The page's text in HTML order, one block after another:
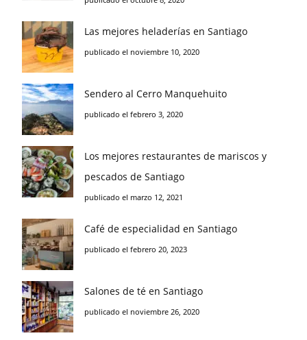
Las mejores heladerías en Santiago
publicado el noviembre 10, 2020
Sendero al Cerro Manquehuito
publicado el febrero 3, 2020
Los mejores restaurantes de mariscos y
pescados de Santiago
publicado el marzo 12, 2021
Café de especialidad en Santiago
publicado el febrero 20, 2023
Salones de té en Santiago
publicado el noviembre 26, 2020